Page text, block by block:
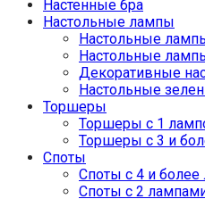
Настенные бра
Настольные лампы
Настольные
Настольные
Декоративные
Настольные
Торшеры
Торшеры с 1
Торшеры с 3 и
Споты
Споты с 4 и
Споты с 2